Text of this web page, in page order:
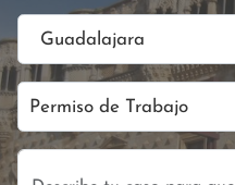
Guadalajara
Permiso de Trabajo